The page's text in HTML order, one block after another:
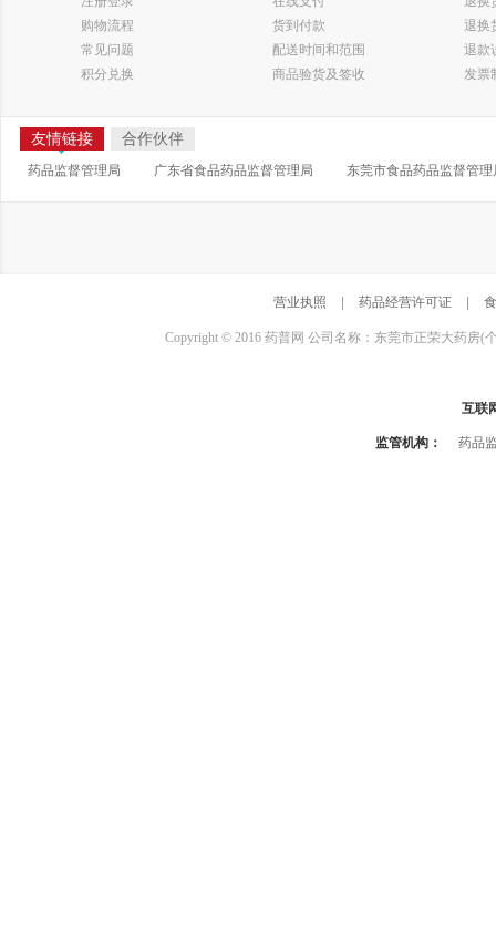
购物流程
常见问题
积分兑换
货到付款
配送时间和范围
商品验货及签收
退换
退款
发票
友情链接 合作伙伴
药品监督管理局 广东省食品药品监督管理局 东莞市食品药品监督管理
营业执照 药品经营许可证
Copyright © 2016 药普网 公司名称：东莞市正荣大药房(
互联
监管机构： 药品